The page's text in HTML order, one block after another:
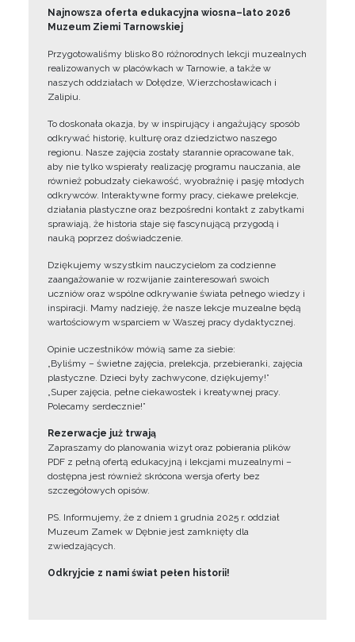
Najnowsza oferta edukacyjna wiosna–lato 2026
Muzeum Ziemi Tarnowskiej
Przygotowaliśmy blisko 80 różnorodnych lekcji muzealnych
realizowanych w placówkach w Tarnowie, a także w
naszych oddziałach w Dołędze, Wierzchosławicach i
Zalipiu.
To doskonała okazja, by w inspirujący i angażujący sposób
odkrywać historię, kulturę oraz dziedzictwo naszego
regionu. Nasze zajęcia zostały starannie opracowane tak,
aby nie tylko wspierały realizację programu nauczania, ale
również pobudzały ciekawość, wyobraźnię i pasję młodych
odkrywców. Interaktywne formy pracy, ciekawe prelekcje,
działania plastyczne oraz bezpośredni kontakt z zabytkami
sprawiają, że historia staje się fascynującą przygodą i
nauką poprzez doświadczenie.
Dziękujemy wszystkim nauczycielom za codzienne
zaangażowanie w rozwijanie zainteresowań swoich
uczniów oraz wspólne odkrywanie świata pełnego wiedzy i
inspiracji. Mamy nadzieję, że nasze lekcje muzealne będą
wartościowym wsparciem w Waszej pracy dydaktycznej.
Opinie uczestników mówią same za siebie:
„Byliśmy – świetne zajęcia, prelekcja, przebieranki, zajęcia
plastyczne. Dzieci były zachwycone, dziękujemy!”
„Super zajęcia, pełne ciekawostek i kreatywnej pracy.
Polecamy serdecznie!”
Rezerwacje już trwają
Zapraszamy do planowania wizyt oraz pobierania plików
PDF z pełną ofertą edukacyjną i lekcjami muzealnymi –
dostępna jest również skrócona wersja oferty bez
szczegółowych opisów.
PS. Informujemy, że z dniem 1 grudnia 2025 r. oddział
Muzeum Zamek w Dębnie jest zamknięty dla
zwiedzających.
Odkryjcie z nami świat pełen historii!